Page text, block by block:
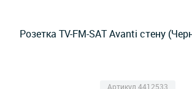
Розетка TV-FM-SAT Avanti стену
Артикул 4412533